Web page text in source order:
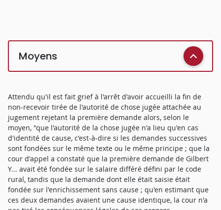
Moyens
Attendu qu'il est fait grief à l'arrêt d'avoir accueilli la fin de
non-recevoir tirée de l'autorité de chose jugée attachée au
jugement rejetant la première demande alors, selon le
moyen, "que l'autorité de la chose jugée n'a lieu qu'en cas
d'identité de cause, c'est-à-dire si les demandes successives
sont fondées sur le même texte ou le même principe ; que la
cour d'appel a constaté que la première demande de Gilbert
Y... avait été fondée sur le salaire différé défini par le code
rural, tandis que la demande dont elle était saisie était
fondée sur l'enrichissement sans cause ; qu'en estimant que
ces deux demandes avaient une cause identique, la cour n'a